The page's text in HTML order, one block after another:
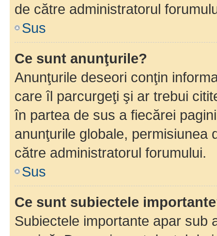
de către administratorul
Sus
Ce sunt anunţurile?
Anunţurile deseori conţin
care îl parcurgeţi şi ar trebui
în partea de sus a fiecărei
anunţurile globale, permisiunea
către administratorul forumului.
Sus
Ce sunt subiectele
Subiectele importante apar sub